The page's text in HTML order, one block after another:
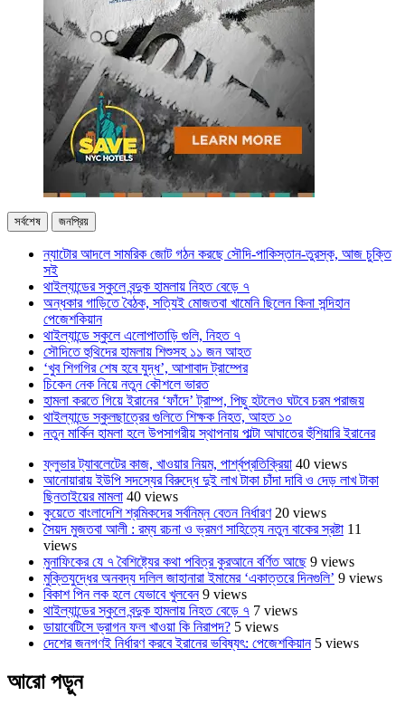
সর্বশেষ জনপ্রিয়
ন্যাটোর আদলে সামরিক জোট গঠন করছে সৌদি-পাকিস্তান-তুরস্ক, আজ চুক্তি
সই
থাইল্যান্ডের স্কুলে বন্দুক হামলায় নিহত বেড়ে ৭
অন্ধকার গাড়িতে বৈঠক, সত্যিই মোজতবা খামেনি ছিলেন কিনা সন্দিহান
পেজেশকিয়ান
থাইল্যান্ডে স্কুলে এলোপাতাড়ি গুলি, নিহত ৭
সৌদিতে হুথিদের হামলায় শিশুসহ ১১ জন আহত
‘খুব শিগগির শেষ হবে যুদ্ধ’, আশাবাদ ট্রাম্পের
চিকেন নেক নিয়ে নতুন কৌশলে ভারত
হামলা করতে গিয়ে ইরানের ‘ফাঁদে’ ট্রাম্প, পিছু হটলেও ঘটবে চরম পরাজয়
থাইল্যান্ডে স্কুলছাত্রের গুলিতে শিক্ষক নিহত, আহত ১০
নতুন মার্কিন হামলা হলে উপসাগরীয় স্থাপনায় পাল্টা আঘাতের হুঁশিয়ারি ইরানের
ফ্লুভার ট্যাবলেটের কাজ, খাওয়ার নিয়ম, পার্শ্বপ্রতিক্রিয়া 40 views
আনোয়ারায় ইউপি সদস্যের বিরুদ্ধে দুই লাখ টাকা চাঁদা দাবি ও দেড় লাখ টাকা
ছিনতাইয়ের মামলা 40 views
কুয়েতে বাংলাদেশি শ্রমিকদের সর্বনিম্ন বেতন নির্ধারণ 20 views
সৈয়দ মুজতবা আলী : রম্য রচনা ও ভ্রমণ সাহিত্যে নতুন বাকের স্রষ্টা 11
views
মুনাফিকের যে ৭ বৈশিষ্ট্যের কথা পবিত্র কুরআনে বর্ণিত আছে 9 views
মুক্তিযুদ্ধের অনবদ্য দলিল জাহানারা ইমামের ‘একাত্তরে দিনগুলি’ 9 views
বিকাশ পিন লক হলে যেভাবে খুলবেন 9 views
থাইল্যান্ডের স্কুলে বন্দুক হামলায় নিহত বেড়ে ৭ 7 views
ডায়াবেটিসে ড্রাগন ফল খাওয়া কি নিরাপদ? 5 views
দেশের জনগণই নির্ধারণ করবে ইরানের ভবিষ্যৎ: পেজেশকিয়ান 5 views
আরো পড়ুন